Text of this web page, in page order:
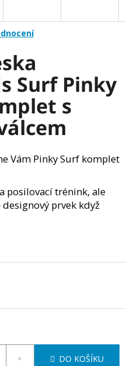
Surf Pinky
s
Vám Pinky Surf komplet
posilovací trénink, ale
prvek když
DO KOŠÍKU